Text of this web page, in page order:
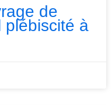
de
plébiscité à